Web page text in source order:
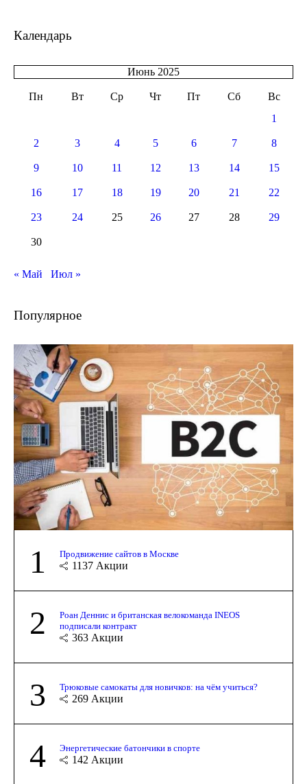
Календарь
Июнь 2025
Пн Вт Ср Чт Пт Сб
Вс
1
2 3 4 5 6 7 8
9 10 11 12 13 14 15
16 17 18 19 20 21 22
23 24 25 26 27 28 29
30
« Май Июл »
Популярное
1 Продвижение сайтов в Москве
1137 Акции
2
Роан Деннис и британская велокоманда INEOS
подписали контракт
363 Акции
3 Трюковые самокаты для новичков: на чём учиться?
269 Акции
4 Энергетические батончики в спорте
142 Акции